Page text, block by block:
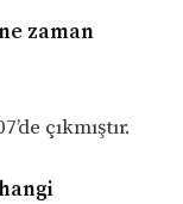
zaman
çıkmıştır.